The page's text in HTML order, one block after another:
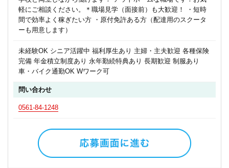
軽にご相談ください。＊職場見学（面接前）も大歓迎！ ・短時
間で効率よく稼ぎたい方 ・原付免許ある方（配達用のスクータ
ーも用意します）
未経験OK シニア活躍中 福利厚生あり 主婦・主夫歓迎 各種保険
完備 年金積立制度あり 永年勤続特典あり 長期歓迎 制服あり
車・バイク通勤OK Wワーク可
問い合わせ
0561-84-1248